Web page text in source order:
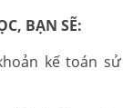
BẠN SẼ:
kế toán